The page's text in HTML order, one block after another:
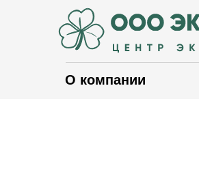
О компании